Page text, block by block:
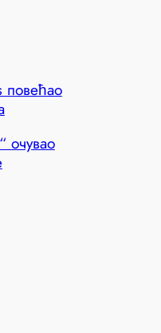
повећао
очувао